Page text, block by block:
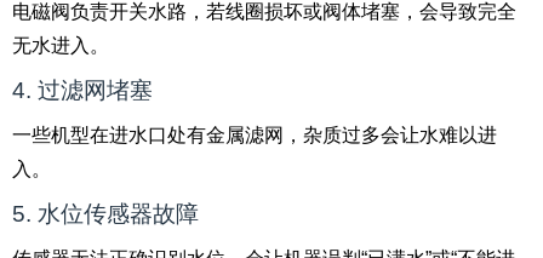
电磁阀负责开关水路，若线圈损坏或阀体堵塞，会导致完全
无水进入。
4. 过滤网堵塞
一些机型在进水口处有金属滤网，杂质过多会让水难以进
入。
5. 水位传感器故障